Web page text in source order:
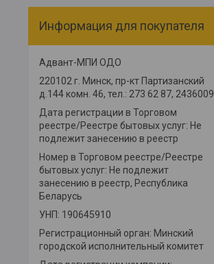
Информация для покупателя
Адвант-МПИ ОДО
220102 г. Минск, пр-кт Партизанский
д.144 комн. 46, тел.: 273 62 87, 2436009
Дата регистрации в Торговом
реестре/Реестре бытовых услуг: Не
подлежит занесению в реестр
Номер в Торговом реестре/Реестре
бытовых услуг: Не подлежит
занесению в реестр, Республика
Беларусь
УНП: 190645910
Регистрационный орган: Минский
городской исполнительный комитет